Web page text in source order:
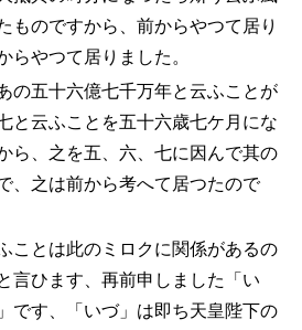
ものですから、前からやつて居り
らやつて居りました。
の五十六億七千万年と云ふことが
と云ふことを五十六歳七ケ月にな
ら、之を五、六、七に因んで其の
、之は前から考へて居つたので
ことは此のミロクに関係があるの
言ひます、再前申しました「い
です、「いづ」は即ち天皇陛下の